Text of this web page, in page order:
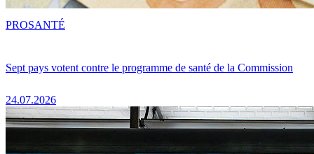
Sept pays votent contre le programme de santé de la Commission
24.07.2026
PROSANTÉ